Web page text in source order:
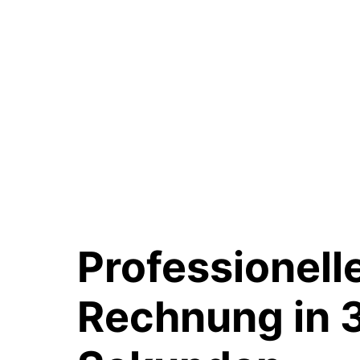
Rechnung in